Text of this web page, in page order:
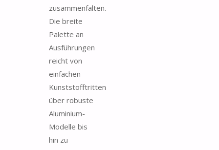
zusammenfalten.
Die breite
Palette an
Ausführungen
reicht von
einfachen
Kunststofftritten
über robuste
Aluminium-
Modelle bis
hin zu